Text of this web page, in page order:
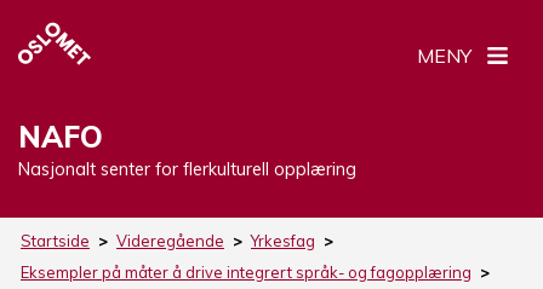
NAFO
Nasjonalt senter for flerkulturell opplæring
MENY
Startside > Videregående > Yrkesfag >
Eksempler på måter å drive integrert språk- og fagopplæring >